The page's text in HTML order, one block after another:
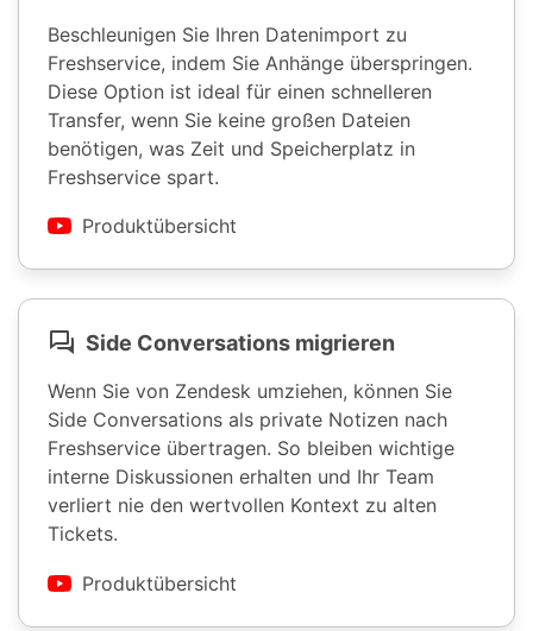
Beschleunigen Sie Ihren Datenimport zu
Freshservice, indem Sie Anhänge überspringen.
Diese Option ist ideal für einen schnelleren
Transfer, wenn Sie keine großen Dateien
benötigen, was Zeit und Speicherplatz in
Freshservice spart.
Produktübersicht
Side Conversations migrieren
Wenn Sie von Zendesk umziehen, können Sie
Side Conversations als private Notizen nach
Freshservice übertragen. So bleiben wichtige
interne Diskussionen erhalten und Ihr Team
verliert nie den wertvollen Kontext zu alten
Tickets.
Produktübersicht